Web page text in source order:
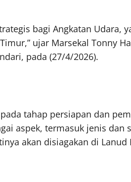
bagi Angkatan Udara,
ujar Marsekal Tonny
pada (27/4/2026).
tahap persiapan dan
aspek, termasuk jenis dan
akan disiagakan di Lanud